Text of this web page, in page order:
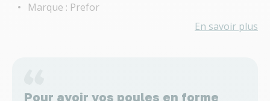
Marque : Prefor
En savoir plus
Pour avoir vos poules en forme